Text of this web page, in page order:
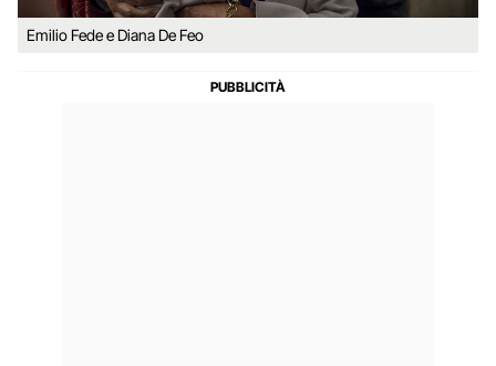
Emilio Fede e Diana De Feo